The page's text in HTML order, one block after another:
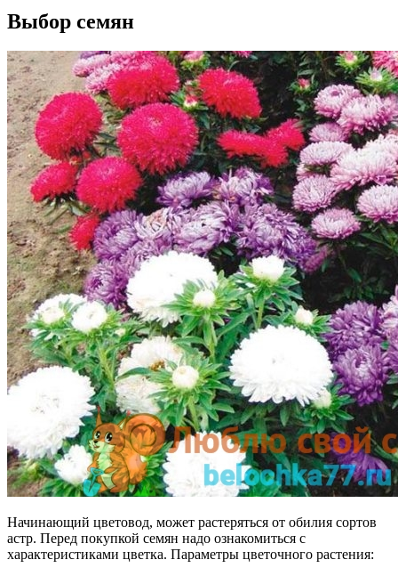
Выбор семян
Начинающий цветовод, может растеряться от обилия сортов
астр. Перед покупкой семян надо ознакомиться с
характеристиками цветка. Параметры цветочного растения: